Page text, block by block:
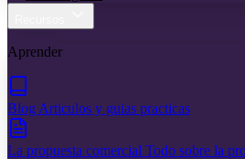
Aprender
Blog Articulos y guias practicas
La propuesta comercial Todo sobre la